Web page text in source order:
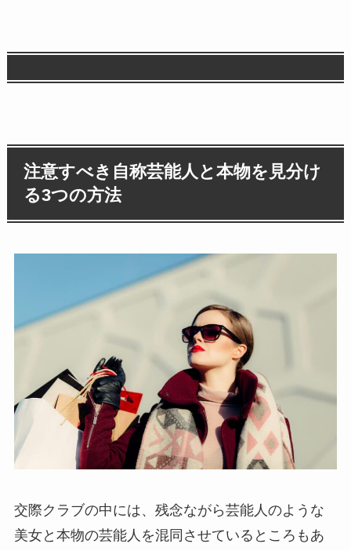
注意すべき自称芸能人と本物を見分け
る3つの方法
交際クラブの中には、残念ながら芸能人のような
美女と本物の芸能人を混同させているところもあ